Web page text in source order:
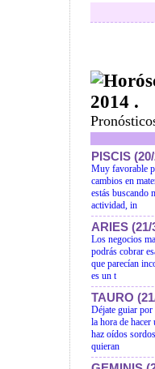
2014 .
PISCIS
Muy favorable
cambios en
estás buscando
actividad, in
ARIES (21/
Los negocios
podrás cobrar
que parecían
es un t
TAURO
Déjate guiar
la hora de
haz oídos
quieran